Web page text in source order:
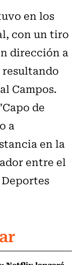
en los
con un tiro
dirección a
Campos.
de
a
en la
entre el